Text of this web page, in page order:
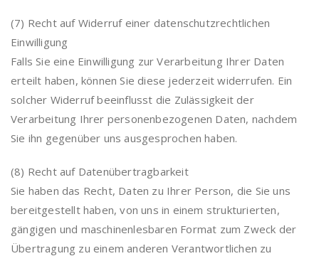
(7) Recht auf Widerruf einer datenschutzrechtlichen
Einwilligung
Falls Sie eine Einwilligung zur Verarbeitung Ihrer Daten
erteilt haben, können Sie diese jederzeit widerrufen. Ein
solcher Widerruf beeinflusst die Zulässigkeit der
Verarbeitung Ihrer personenbezogenen Daten, nachdem
Sie ihn gegenüber uns ausgesprochen haben.
(8) Recht auf Datenübertragbarkeit
Sie haben das Recht, Daten zu Ihrer Person, die Sie uns
bereitgestellt haben, von uns in einem strukturierten,
gängigen und maschinenlesbaren Format zum Zweck der
Übertragung zu einem anderen Verantwortlichen zu